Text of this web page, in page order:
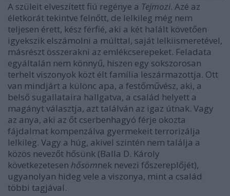
A szüleit elveszített fiú regénye a Tejmozi. Azé az
életkorát tekintve felnőtt, de lelkileg még nem
teljesen érett, kész férfié, aki a két halált követően
igyekszik elszámolni a múlttal, saját lelkiismeretével,
másrészt összerakni az emlékcserepeket. Feladata
egyáltalán nem könnyű, hiszen egy sokszorosan
terhelt viszonyok közt élt família leszármazottja. Ott
van mindjárt a különc apa, a festőművész, aki, a
belső sugallataira hallgatva, a család helyett a
magányt választja, azt találván az igaz útnak. Vagy
az anya, aki az őt cserbenhagyó férje okozta
fájdalmat kompenzálva gyermekeit terrorizálja
lelkileg. Vagy a húg, akivel szintén nem találja a
közös nevezőt hősünk (Balla D. Károly
következetesen hősömnek nevezi főszereplőjét),
ugyanolyan hideg vele a viszonya, mint a család
többi tagjával.